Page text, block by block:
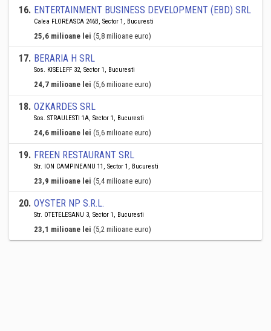
16. ENTERTAINMENT BUSINESS DEVELOPMENT (EBD) SRL
Calea FLOREASCA 246B, Sector 1, Bucuresti
25,6 milioane lei (5,8 milioane euro)
17. BERARIA H SRL
Sos. KISELEFF 32, Sector 1, Bucuresti
24,7 milioane lei (5,6 milioane euro)
18. OZKARDES SRL
Sos. STRAULESTI 1A, Sector 1, Bucuresti
24,6 milioane lei (5,6 milioane euro)
19. FREEN RESTAURANT SRL
Str. ION CAMPINEANU 11, Sector 1, Bucuresti
23,9 milioane lei (5,4 milioane euro)
20. OYSTER NP S.R.L.
Str. OTETELESANU 3, Sector 1, Bucuresti
23,1 milioane lei (5,2 milioane euro)